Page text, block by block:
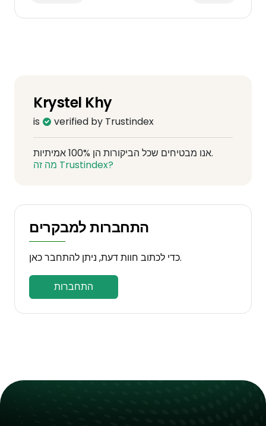
Krystel Khy
is verified by Trustindex
אנו מבטיחים שכל הביקורות הן 100% אמיתיות.
מה זה Trustindex?
התחברות למבקרים
כדי לכתוב חוות דעת, ניתן להתחבר כאן.
התחברות